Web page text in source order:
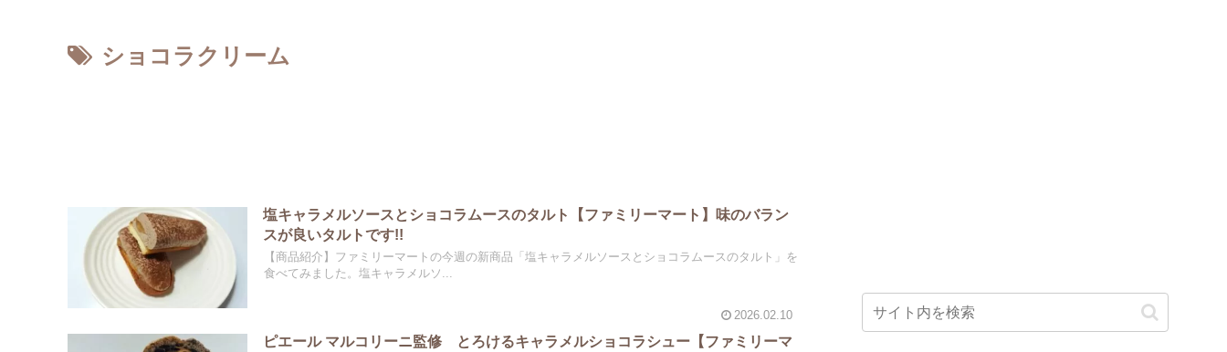
ショコラクリーム
塩キャラメルソースとショコラムースのタルト【ファミリーマート】味のバラン
スが良いタルトです!!
【商品紹介】ファミリーマートの今週の新商品「塩キャラメルソースとショコラムースのタルト」を
食べてみました。塩キャラメルソ...
2026.02.10
ピエール マルコリーニ監修 とろけるキャラメルショコラシュー【ファミリーマ